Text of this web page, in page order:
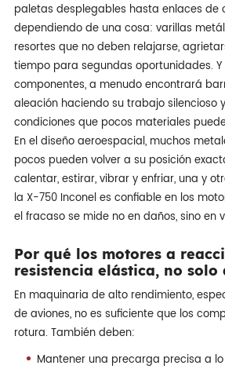
paletas desplegables hasta enlaces de
dependiendo de una cosa: varillas
resortes que no deben relajarse,
tiempo para segundas oportunidades. Y
componentes, a menudo encontrará
aleación haciendo su trabajo silencioso
condiciones que pocos materiales
En el diseño aeroespacial, muchos
pocos pueden volver a su posición
calentar, estirar, vibrar y enfriar, una y
la X-750 Inconel es confiable en los
el fracaso se mide no en daños, sino en
Por qué los motores a
resistencia elástica, no solo
En maquinaria de alto rendimiento,
de aviones, no es suficiente que los
rotura. También deben:
Mantener una precarga precisa a